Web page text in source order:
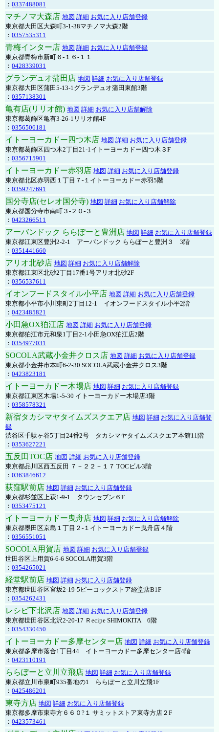
： 0337488081
マチノマ大森店 地図 詳細 お気に入り店舗登録
東京都大田区大森町3-1-38マチノマ大森2階
： 0357535311
青梅インター店 地図 詳細 お気に入り店舗登録
東京都青梅市新町６-１６-１１
： 0428339031
グランデュオ蒲田店 地図 詳細 お気に入り店舗登録
東京都大田区蒲田5-13-1グランデュオ蒲田東館3階
： 0357138301
亀有店(リリオ館) 地図 詳細 お気に入り店舗解除
東京都葛飾区亀有3-26-1リリオ館4F
： 0356506181
イトーヨーカドー四つ木店 地図 詳細 お気に入り店舗登録
東京都葛飾区四つ木2丁目21-1イトーヨーカドー四つ木３F
： 0356715901
イトーヨーカドー赤羽店 地図 詳細 お気に入り店舗登録
東京都北区赤羽西１丁目７-１イトーヨーカドー赤羽5階
： 0359247691
国分寺店(セレオ国分寺) 地図 詳細 お気に入り店舗解除
東京都国分寺市南町３-２０-３
： 0423266511
アーバンドック ららぽーと豊洲店 地図 詳細 お気に入り店舗登録
東京都江東区豊洲2-2-1 アーバンドック ららぽーと豊洲３ 3階
： 0351441660
アリオ北砂店 地図 詳細 お気に入り店舗解除
東京都江東区北砂2丁目17番1号アリオ北砂2F
： 0356537611
イオンフードスタイル小平店 地図 詳細 お気に入り店舗登録
東京都小平市小川東町2丁目12-1 イオンフードスタイル小平2階
： 0423485821
小田急OX狛江店 地図 詳細 お気に入り店舗登録
東京都狛江市元和泉1丁目2-1小田急OX狛江店2階
： 0354977031
SOCOLA武蔵小金井クロス店 地図 詳細 お気に入り店舗登録
東京都小金井市本町6-2-30 SOCOLA武蔵小金井クロス3階
： 0423823181
イトーヨーカドー木場店 地図 詳細 お気に入り店舗登録
東京都江東区木場1-5-30 イトーヨーカドー木場店3階
： 0358578321
新宿タカシマヤタイムズスクエア店 地図 詳細 お気に入り店舗登
録
渋谷区千駄ヶ谷5丁目24番2号 タカシマヤタイムズスクエア本館11階
： 0353627221
五反田TOC店 地図 詳細 お気に入り店舗登録
東京都品川区西五反田 ７－２２－１７ TOCビル3階
： 0363846612
荻窪駅前店 地図 詳細 お気に入り店舗登録
東京都杉並区上萩1-9-1 タウンセブン６F
： 0353475121
イトーヨーカドー曳舟店 地図 詳細 お気に入り店舗解除
東京都墨田区京島１丁目２-１イトーヨーカドー曳舟店４階
： 0356551051
SOCOLA用賀店 地図 詳細 お気に入り店舗登録
世田谷区上用賀6-6-6 SOCOLA用賀3階
： 0354265021
経堂駅前店 地図 詳細 お気に入り店舗登録
東京都世田谷区宮坂2-19-5ピーコックストア経堂店B1F
： 0354262431
レシピ下北沢店 地図 詳細 お気に入り店舗登録
東京都世田谷区北沢2-20-17 Ｒecipe SHIMOKITA 6階
： 0354330450
イトーヨーカドー多摩センター店 地図 詳細 お気に入り店舗登録
東京都多摩市落合1丁目44 イトーヨーカドー多摩センター店4階
： 0423110191
ららぽーと立川立飛店 地図 詳細 お気に入り店舗登録
東京都立川市泉町935番地の1 ららぽーと立川立飛1F
： 0425486201
東寺方店 地図 詳細 お気に入り店舗登録
東京都多摩市東寺方６６０?１ サミットストア東寺方店２F
： 0423573461